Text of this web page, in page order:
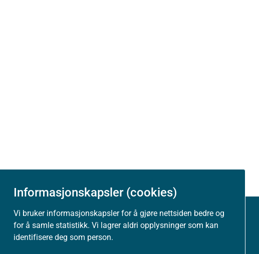
Informasjonskapsler (cookies)
Vi bruker informasjonskapsler for å gjøre nettsiden bedre og
for å samle statistikk. Vi lagrer aldri opplysninger som kan
identifisere deg som person.
Om nettstedet